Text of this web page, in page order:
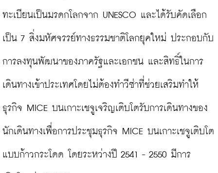
ทะเบียนเป็นมรดกโลกจาก UNESCO และได้รับคัดเลือก
เป็น 7 สิ่งมหัศจรรย์ทางธรรมชาติโลกยุคใหม่ ประกอบกับ
การลงทุนพัฒนาของภาครัฐและเอกชน และสิทธิ์ในการ
เดินทางเข้าประเทศโดยไม่ต้องทำวีซ่าที่ช่วยเสริมทำให้
ธุรกิจ MICE บนเกาะเชจูเจริญเติบโตรับการเดินทางของ
นักเดินทางเพื่อการประชุมธุรกิจ MICE บนเกาะเชจูเติบโต
แบบก้าวกระโดด โดยระหว่างปี 2541 - 2550 มีการ